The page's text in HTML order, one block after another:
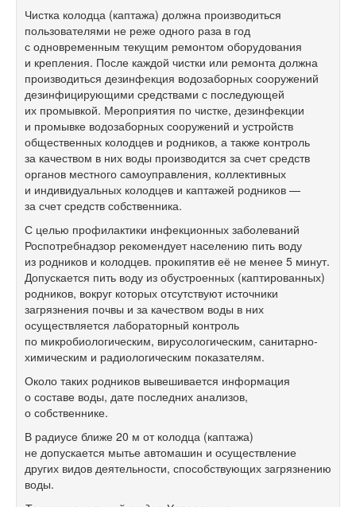
Чистка колодца (каптажа) должна производиться
пользователями не реже одного раза в год
с одновременным текущим ремонтом оборудования
и крепления. После каждой чистки или ремонта должна
производиться дезинфекция водозаборных сооружений
дезинфицирующими средствами с последующей
их промывкой. Мероприятия по чистке, дезинфекции
и промывке водозаборных сооружений и устройств
общественных колодцев и родников, а также контроль
за качеством в них воды производится за счет средств
органов местного самоуправления, коллективных
и индивидуальных колодцев и каптажей родников —
за счет средств собственника.
С целью профилактики инфекционных заболеваний
Роспотребнадзор рекомендует населению пить воду
из родников и колодцев. прокипятив её не менее 5 минут.
Допускается пить воду из обустроенных (каптированных)
родников, вокруг которых отсутствуют источники
загрязнения почвы и за качеством воды в них
осуществляется лабораторный контроль
по микробиологическим, вирусологическим, санитарно-
химическим и радиологическим показателям.
Около таких родников вывешивается информация
о составе воды, дате последних анализов,
о собственнике.
В радиусе ближе 20 м от колодца (каптажа)
не допускается мытье автомашин и осуществление
других видов деятельности, способствующих загрязнению
воды.